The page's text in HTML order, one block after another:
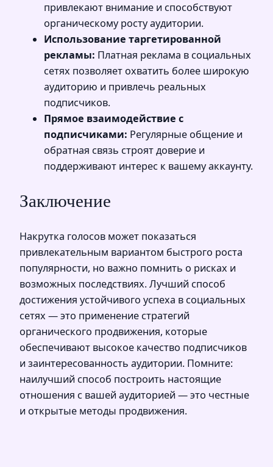
привлекают внимание и способствуют
органическому росту аудитории.
Использование таргетированной
рекламы: Платная реклама в социальных
сетях позволяет охватить более широкую
аудиторию и привлечь реальных
подписчиков.
Прямое взаимодействие с
подписчиками: Регулярные общение и
обратная связь строят доверие и
поддерживают интерес к вашему аккаунту.
Заключение
Накрутка голосов может показаться
привлекательным вариантом быстрого роста
популярности, но важно помнить о рисках и
возможных последствиях. Лучший способ
достижения устойчивого успеха в социальных
сетях — это применение стратегий
органического продвижения, которые
обеспечивают высокое качество подписчиков
и заинтересованность аудитории. Помните:
наилучший способ построить настоящие
отношения с вашей аудиторией — это честные
и открытые методы продвижения.